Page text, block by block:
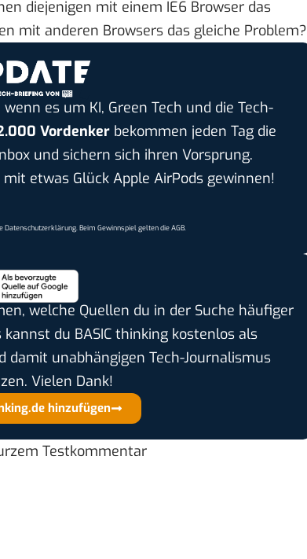
diejenigen mit einem IE6 Browser das
mit anderen Browsers das gleiche Problem?
es um KI, Green Tech und die Tech-
Vordenkerbekommen jeden Tag die
und sichern sich ihren Vorsprung.
etwas Glück Apple AirPods gewinnen!
Datenschutzerklärung. Beim Gewinnspiel gelten dieAGB.
welche Quellen du in der Suche häufiger
du BASIC thinking kostenlos als
damit unabhängigen Tech-Journalismus
Vielen Dank!
hinzufügen
Testkommentar